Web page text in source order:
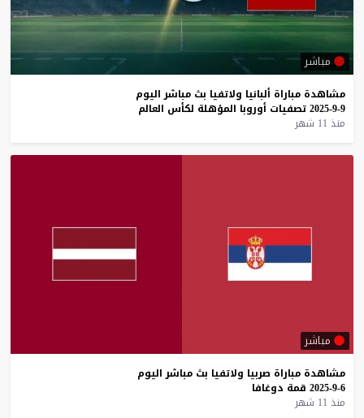
مباشر
مشاهدة مباراة ألبانيا ولاتفيا بث مباشر اليوم
9-9-2025
تصفيات أوروبا المؤهلة لكأس العالم
منذ 11 شهر
مباشر
مشاهدة مباراة صربيا ولاتفيا بث مباشر اليوم
6-9-2025
قمة دوغافا
منذ 11 شهر